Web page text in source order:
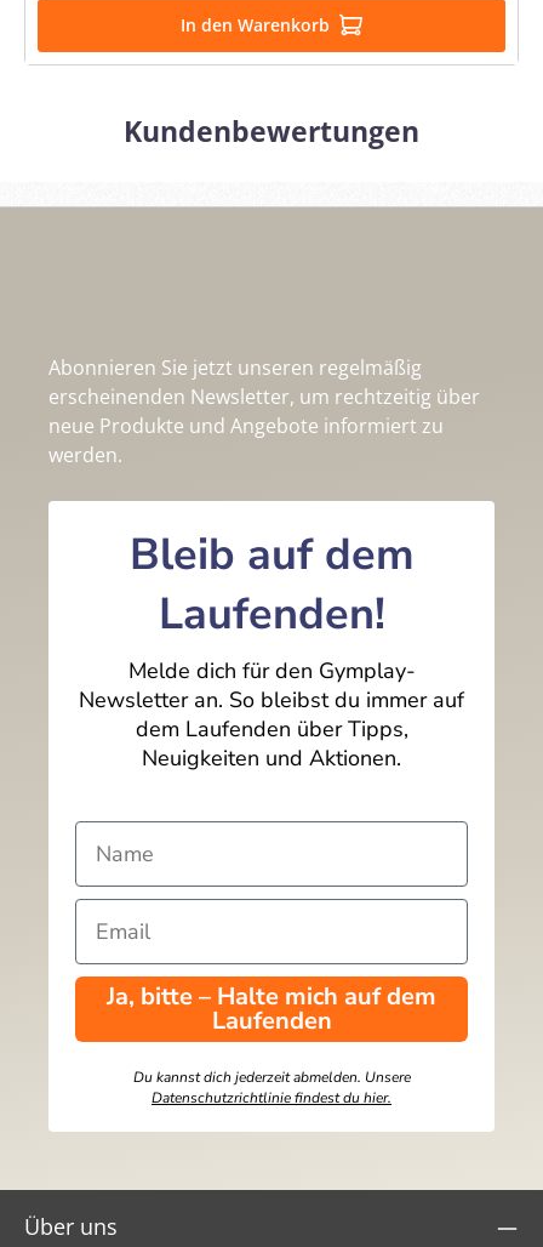
In den Warenkorb
Kundenbewertungen
Abonnieren Sie jetzt unseren regelmäßig
erscheinenden Newsletter, um rechtzeitig über
neue Produkte und Angebote informiert zu
werden.
Bleib auf dem
Laufenden!
Melde dich für den Gymplay-
Newsletter an. So bleibst du immer auf
dem Laufenden über Tipps,
Neuigkeiten und Aktionen.
Ja, bitte – Halte mich auf dem
Laufenden
Du kannst dich jederzeit abmelden. Unsere
Datenschutzrichtlinie findest du hier.
Über uns